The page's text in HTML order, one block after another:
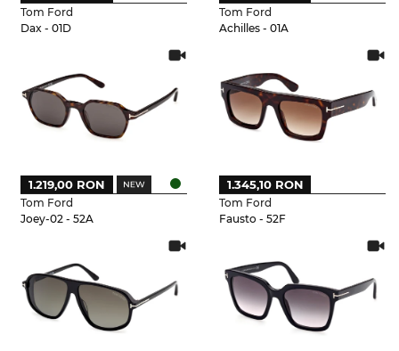
Tom Ford
Dax - 01D
Tom Ford
Achilles - 01A
Tom Ford
Joey-02 - 52A
1.219,00 RON
Tom Ford
Fausto - 52F
1.345,10 RON